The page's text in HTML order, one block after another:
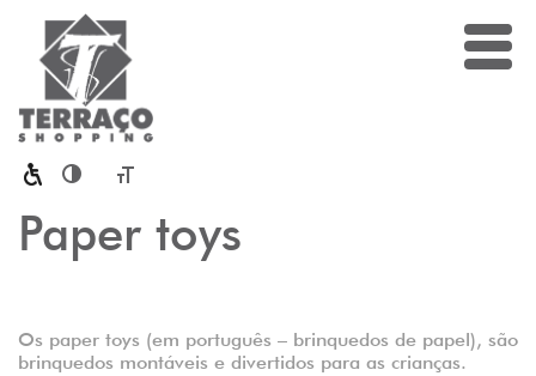
Toggle High Contrast
Toggle Font size
Paper toys
Os paper toys (em português – brinquedos de papel), são
brinquedos montáveis e divertidos para as crianças.